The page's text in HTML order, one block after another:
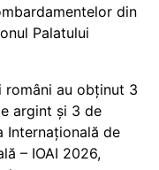
din
Palatului
români au obținut 3
argint și 3 de
Internațională de
– IOAI 2026,